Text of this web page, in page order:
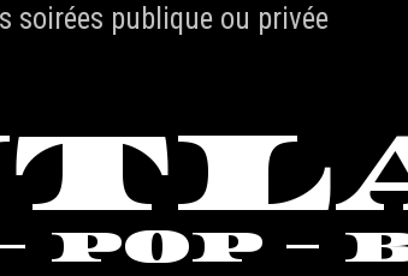
soirées publique ou privée
POP -